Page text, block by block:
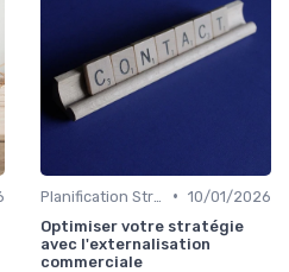
• 10/01/2026
Optimiser votre stratégie
avec l'externalisation
commerciale